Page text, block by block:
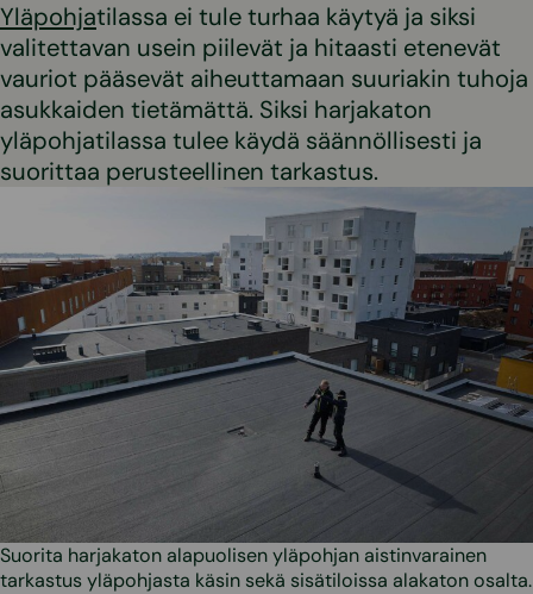
Yläpohjatilassa ei tule turhaa käytyä ja siksi
valitettavan usein piilevät ja hitaasti etenevät
vauriot pääsevät aiheuttamaan suuriakin tuhoja
asukkaiden tietämättä. Siksi harjakaton
yläpohjatilassa tulee käydä säännöllisesti ja
suorittaa perusteellinen tarkastus.
Suorita harjakaton alapuolisen yläpohjan aistinvarainen
tarkastus yläpohjasta käsin sekä sisätiloissa alakaton osalta.